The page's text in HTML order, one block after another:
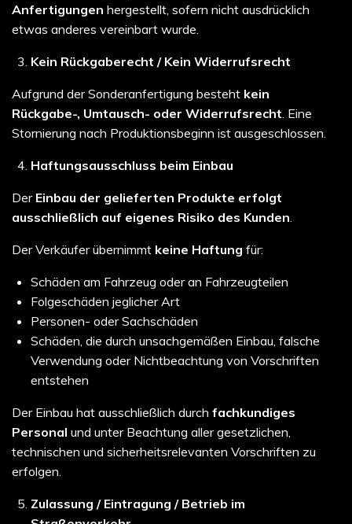
Anfertigungen hergestellt, sofern nicht ausdrücklich
etwas anderes vereinbart wurde.
Kein Rückgaberecht / Kein Widerrufsrecht
Aufgrund der Sonderanfertigung besteht kein
Rückgabe-, Umtausch- oder Widerrufsrecht. Eine
Stornierung nach Produktionsbeginn ist ausgeschlossen.
Haftungsausschluss beim Einbau
Der Einbau der gelieferten Produkte erfolgt
ausschließlich auf eigenes Risiko des Kunden.
Der Verkäufer übernimmt keine Haftung für:
Schäden am Fahrzeug oder an Fahrzeugteilen
Folgeschäden jeglicher Art
Personen- oder Sachschäden
Schäden, die durch unsachgemäßen Einbau, falsche
Verwendung oder Nichtbeachtung von Vorschriften
entstehen
Der Einbau hat ausschließlich durch fachkundiges
Personal und unter Beachtung aller gesetzlichen,
technischen und sicherheitsrelevanten Vorschriften zu
erfolgen.
Zulassung / Eintragung / Betrieb im